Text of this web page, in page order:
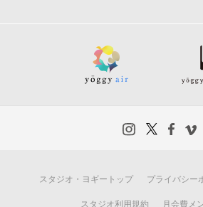
スタジオ・ヨギートップ プライバシー
スタジオ利用規約 月会費メ